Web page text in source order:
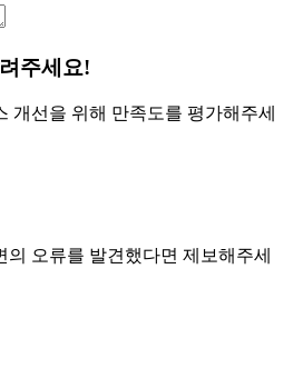
주세요!
개선을 위해 만족도를 평가해주세
의 오류를 발견했다면 제보해주세